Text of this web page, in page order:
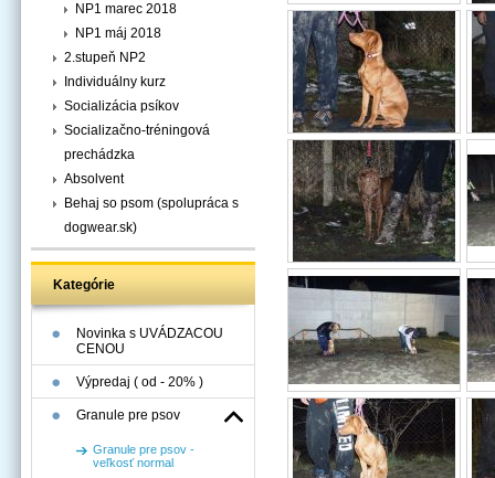
NP1 marec 2018
NP1 máj 2018
2.stupeň NP2
Individuálny kurz
Socializácia psíkov
Socializačno-tréningová
prechádzka
Absolvent
Behaj so psom (spolupráca s
dogwear.sk)
Kategórie
Novinka s UVÁDZACOU
CENOU
Výpredaj ( od - 20% )
Granule pre psov
Granule pre psov -
veľkosť normal